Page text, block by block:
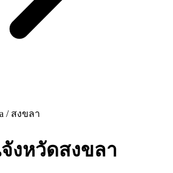
/ สงขลา
งหวัดสงขลา